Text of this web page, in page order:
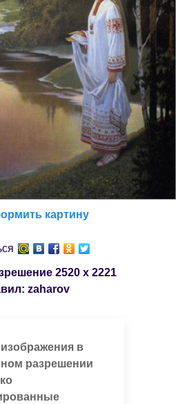
картину
2520 x 2221
zaharov
в
разрешении